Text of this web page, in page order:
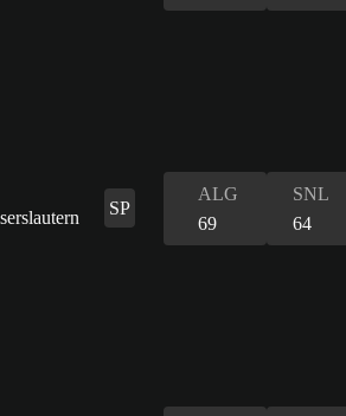
SP
ALG
69
SNL
64